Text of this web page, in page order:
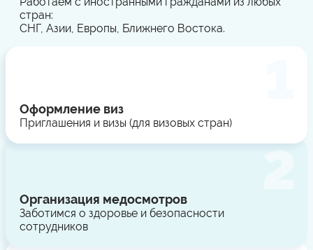
стран:
СНГ, Азии, Европы, Ближнего Востока.
Оформление виз
Приглашения и визы (для визовых стран)
Организация медосмотров
Заботимся о здоровье и безопасности
сотрудников